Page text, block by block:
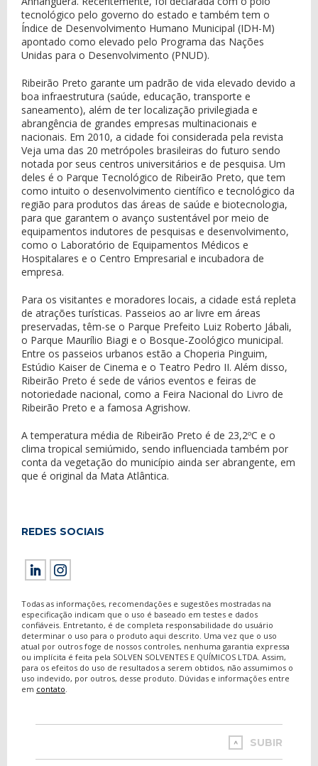
tecnológico pelo governo do estado e também tem o
Índice de Desenvolvimento Humano Municipal (IDH-M)
apontado como elevado pelo Programa das Nações
Unidas para o Desenvolvimento (PNUD).
Ribeirão Preto garante um padrão de vida elevado devido a
boa infraestrutura (saúde, educação, transporte e
saneamento), além de ter localização privilegiada e
abrangência de grandes empresas multinacionais e
nacionais. Em 2010, a cidade foi considerada pela revista
Veja uma das 20 metrópoles brasileiras do futuro sendo
notada por seus centros universitários e de pesquisa. Um
deles é o Parque Tecnológico de Ribeirão Preto, que tem
como intuito o desenvolvimento científico e tecnológico da
região para produtos das áreas de saúde e biotecnologia,
para que garantem o avanço sustentável por meio de
equipamentos indutores de pesquisas e desenvolvimento,
como o Laboratório de Equipamentos Médicos e
Hospitalares e o Centro Empresarial e incubadora de
empresa.
Para os visitantes e moradores locais, a cidade está repleta
de atrações turísticas. Passeios ao ar livre em áreas
preservadas, têm-se o Parque Prefeito Luiz Roberto Jábali,
o Parque Maurílio Biagi e o Bosque-Zoológico municipal.
Entre os passeios urbanos estão a Choperia Pinguim,
Estúdio Kaiser de Cinema e o Teatro Pedro II. Além disso,
Ribeirão Preto é sede de vários eventos e feiras de
notoriedade nacional, como a Feira Nacional do Livro de
Ribeirão Preto e a famosa Agrishow.
A temperatura média de Ribeirão Preto é de 23,2ºC e o
clima tropical semiúmido, sendo influenciada também por
conta da vegetação do município ainda ser abrangente, em
que é original da Mata Atlântica.
REDES SOCIAIS
Todas as informações, recomendações e sugestões mostradas na
especificação indicam que o uso é baseado em testes e dados
confiáveis. Entretanto, é de completa responsabilidade do usuário
determinar o uso para o produto aqui descrito. Uma vez que o uso
atual por outros foge de nossos controles, nenhuma garantia expressa
ou implícita é feita pela SOLVEN SOLVENTES E QUÍMICOS LTDA. Assim,
para os efeitos do uso de resultados a serem obtidos, não assumimos o
uso indevido, por outros, desse produto. Dúvidas e informações entre
em contato
SUBIR